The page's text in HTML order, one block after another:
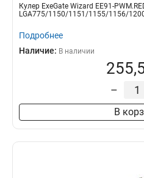
Кулер ExeGate Wizard EE91-
LGA775/1150/1151/1155/1156/
Подробнее
Наличие: В наличии
–
В